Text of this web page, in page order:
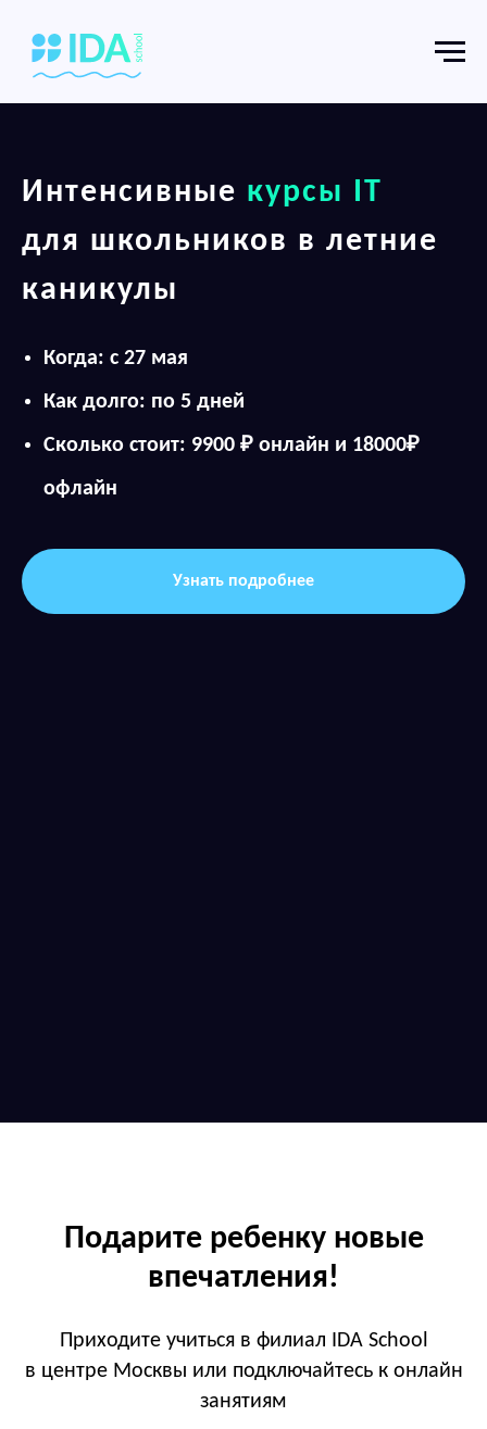
Интенсивные курсы IT
для школьников в летние
каникулы
Когда: с 27 мая
Как долго: по 5 дней
Сколько стоит: 9900 ₽ онлайн и 18000₽
офлайн
Узнать подробнее
Подарите ребенку новые
впечатления!
Приходите учиться в филиал IDA School
в центре Москвы или подключайтесь к онлайн
занятиям